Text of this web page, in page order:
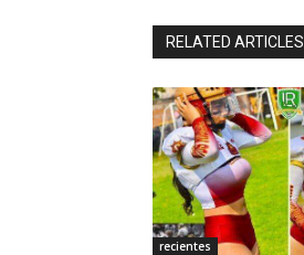
RELATED ARTICLES
recientes